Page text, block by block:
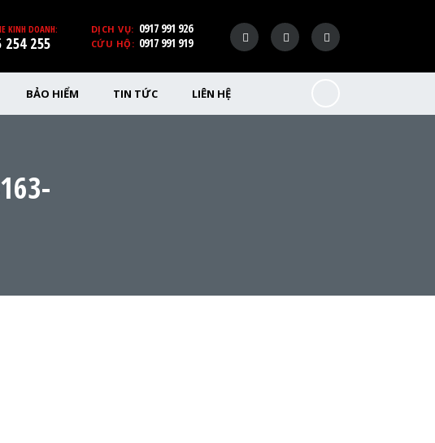
DỊCH VỤ: 0917 991 926
CỨU HỘ: 0917 991 919
KINH DOANH:
254 255
BẢO HIỂM TIN TỨC LIÊN HỆ